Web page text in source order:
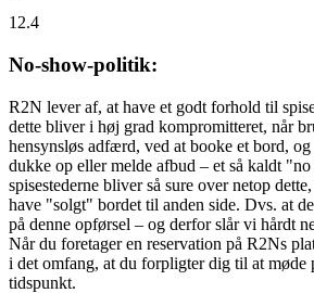
12.4
No-show-politik:
R2N lever af, at have et godt forhold til
dette bliver i høj grad kompromitteret, når
hensynsløs adfærd, ved at booke et bord,
dukke op eller melde afbud – et så kaldt
spisestederne bliver så sure over netop
have "solgt" bordet til anden side. Dvs. at
på denne opførsel – og derfor slår vi hårdt
Når du foretager en reservation på R2Ns
i det omfang, at du forpligter dig til at møde
tidspunkt.